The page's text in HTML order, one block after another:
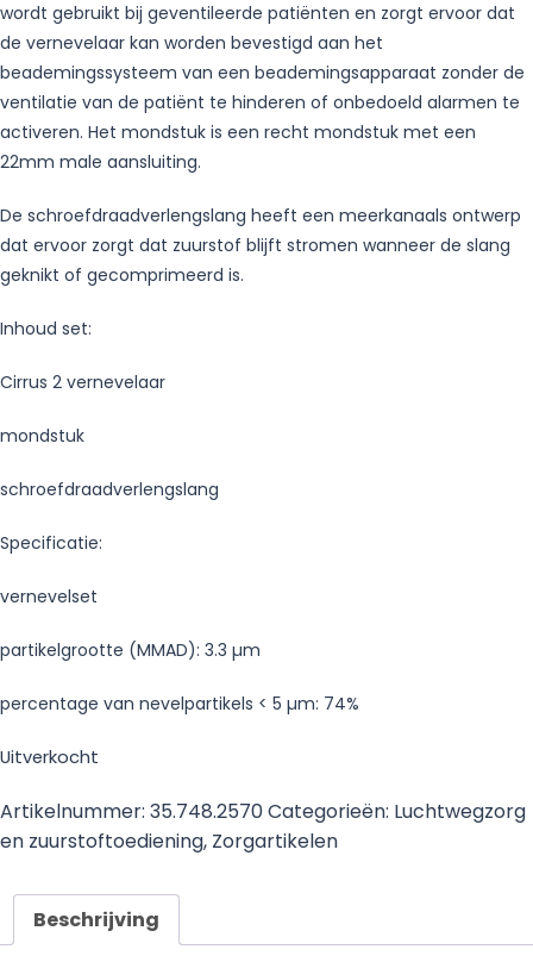
wordt gebruikt bij geventileerde patiënten en zorgt ervoor dat
de vernevelaar kan worden bevestigd aan het
beademingssysteem van een beademingsapparaat zonder de
ventilatie van de patiënt te hinderen of onbedoeld alarmen te
activeren. Het mondstuk is een recht mondstuk met een
22mm male aansluiting.
De schroefdraadverlengslang heeft een meerkanaals ontwerp
dat ervoor zorgt dat zuurstof blijft stromen wanneer de slang
geknikt of gecomprimeerd is.
Inhoud set:
Cirrus 2 vernevelaar
mondstuk
schroefdraadverlengslang
Specificatie:
vernevelset
partikelgrootte (MMAD): 3.3 µm
percentage van nevelpartikels < 5 µm: 74%
Uitverkocht
Artikelnummer: 35.748.2570Categorieën: Luchtwegzorg
en zuurstoftoediening, Zorgartikelen
Beschrijving